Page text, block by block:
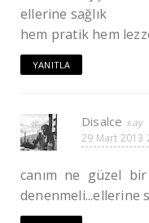
ellerine sağlık
hem pratik hem
YANITLA
Disalce
29 Mart 2013
canım ne güzel
denenmeli...ellerine